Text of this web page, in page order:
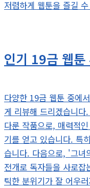
저렴하게 웹툰을 즐길
인기 19금 웹툰
다양한 19금 웹툰 중에
게 리뷰해 드리겠습니
다룬 작품으로, 매력적
기를 얻고 있습니다. 특
습니다. 다음으로, '그녀
전개로 독자들을 사로
틱한 분위기가 잘 어우